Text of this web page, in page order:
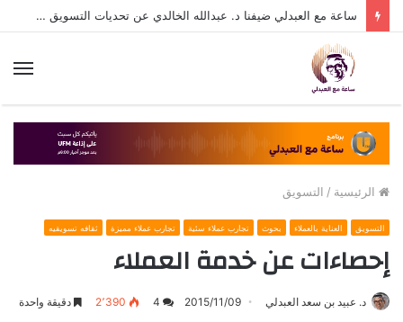
ساعة مع العبدلي ضيفنا د. عبدالله الخالدي عن تحديات التسويق في القطاع الثالث مع د. عبيد العبدلي
الرئيسية / التسويق
التسويق العناية بالعملاء بحوث تجارب عملاء سئية تجارب عملاء مميزة ثقافه تسويقيه
إحصاءات عن خدمة العملاء
د. عبيد بن سعد العبدلي 2015/11/09
4 2٬390 دقيقة واحدة